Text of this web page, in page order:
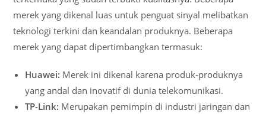
merek yang dikenal luas untuk penguat sinyal melibatkan
teknologi terkini dan keandalan produknya. Beberapa
merek yang dapat dipertimbangkan termasuk:
Huawei: Merek ini dikenal karena produk-produknya
yang andal dan inovatif di dunia telekomunikasi.
TP-Link: Merupakan pemimpin di industri jaringan dan